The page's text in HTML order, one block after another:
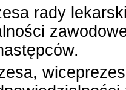
rady